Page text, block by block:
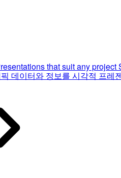
that suit any project
데이터와 정보를 시각적 프레